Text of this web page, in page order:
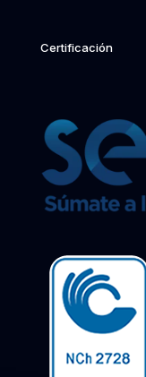
Certificación